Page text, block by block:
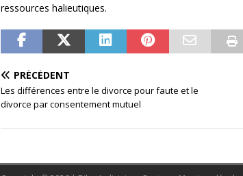
ressources halieutiques.
PRÉCÉDENT
Les différences entre le divorce pour faute et le
divorce par consentement mutuel